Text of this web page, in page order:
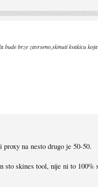
brze zavrseno,skinuti kvakicu
na nesto drugo je 50-50.
skines tool, nije ni to 100%